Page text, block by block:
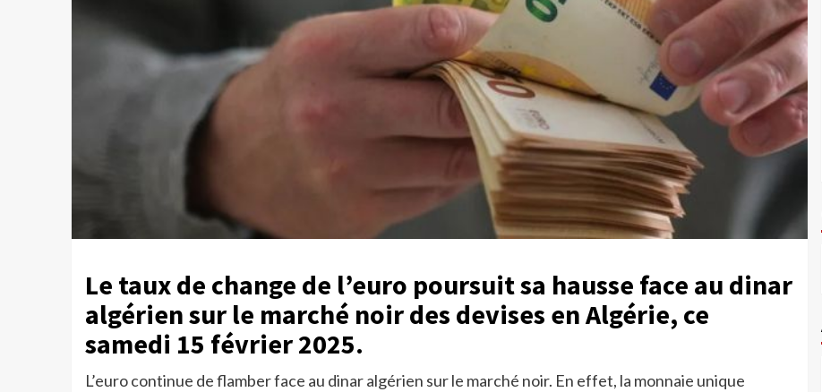
Le taux de change de l’euro poursuit sa hausse face au dinar
algérien sur le marché noir des devises en Algérie, ce
samedi 15 février 2025.
L’euro continue de flamber face au dinar algérien sur le marché noir. En effet, la monnaie unique